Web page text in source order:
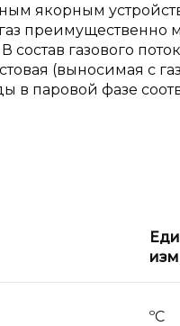
якорным
преимущественно
состав газового
(выносимая с
паровой фазе
ºС